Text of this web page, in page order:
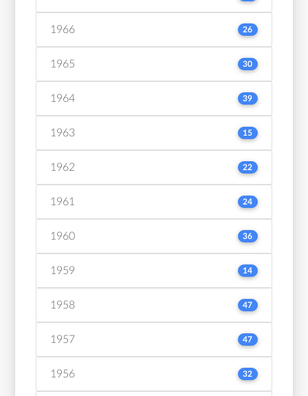
1966 26
1965 30
1964 39
1963 15
1962 22
1961 24
1960 36
1959 14
1958 47
1957 47
1956 32